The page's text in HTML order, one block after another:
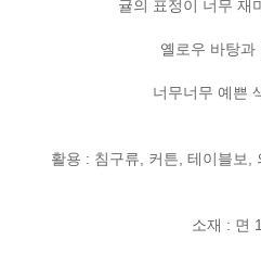
귤의 표정이 너무 재
옐로우 바탕과
너무너무 예쁜
활용 : 침구류, 커튼, 테이블보,
소재 : 면